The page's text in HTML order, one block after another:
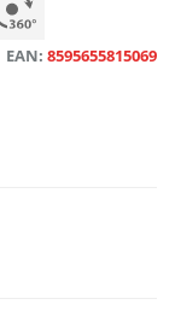
EAN: 8595655815069